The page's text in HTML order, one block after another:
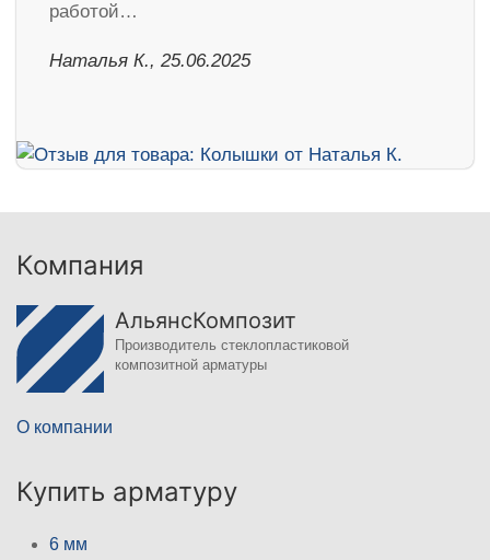
работой…
Наталья К., 25.06.2025
Компания
АльянсКомпозит
Производитель стеклопластиковой
композитной арматуры
О компании
Купить арматуру
6 мм